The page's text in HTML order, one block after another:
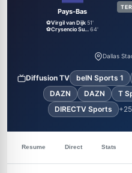
Pays-Bas
⚽Virgil van Dijk51'
⚽
Crysencio Summerville 64'
Dallas
Diffusion TV beIN Sports 1
DAZN
DAZN T
DIRECTV Sports
Resume Direct Stats